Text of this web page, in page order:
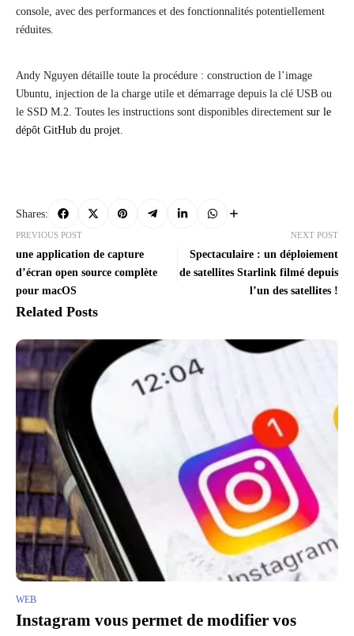
console, avec des performances et des fonctionnalités potentiellement
réduites.
Andy Nguyen détaille toute la procédure : construction de l’image
Ubuntu, injection de la charge utile et démarrage depuis la clé USB ou
le SSD M.2. Toutes les instructions sont disponibles directement sur le
dépôt GitHub du projet.
Shares:
PREVIOUS POST
une application de capture
d’écran open source complète
pour macOS
NEXT POST
Spectaculaire : un déploiement
de satellites Starlink filmé depuis
l’un des satellites !
Related Posts
WEB
Instagram vous permet de modifier vos